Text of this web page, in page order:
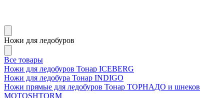
Ножи для ледобуров
Все товары
Ножи для ледобуров Тонар ICEBERG
Ножи для ледобура Тонар INDIGO
Ножи прямые для ледобуров Тонар ТОРНАДО и шнеков
MOTOSHTORM